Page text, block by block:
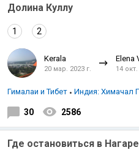
Долина Куллу
1 2
Kerala
20 мар. 2023 г.
Elena
14 окт.
Гималаи и Тибет Индия: Химачал
30 2586
Где остановиться в